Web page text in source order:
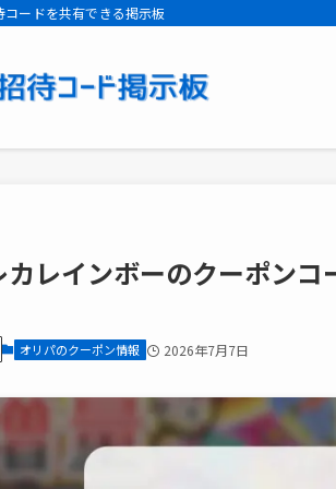
ードを共有できる掲示板
カレインボーのクーポン
オリパのクーポン情報 2026年7月7日